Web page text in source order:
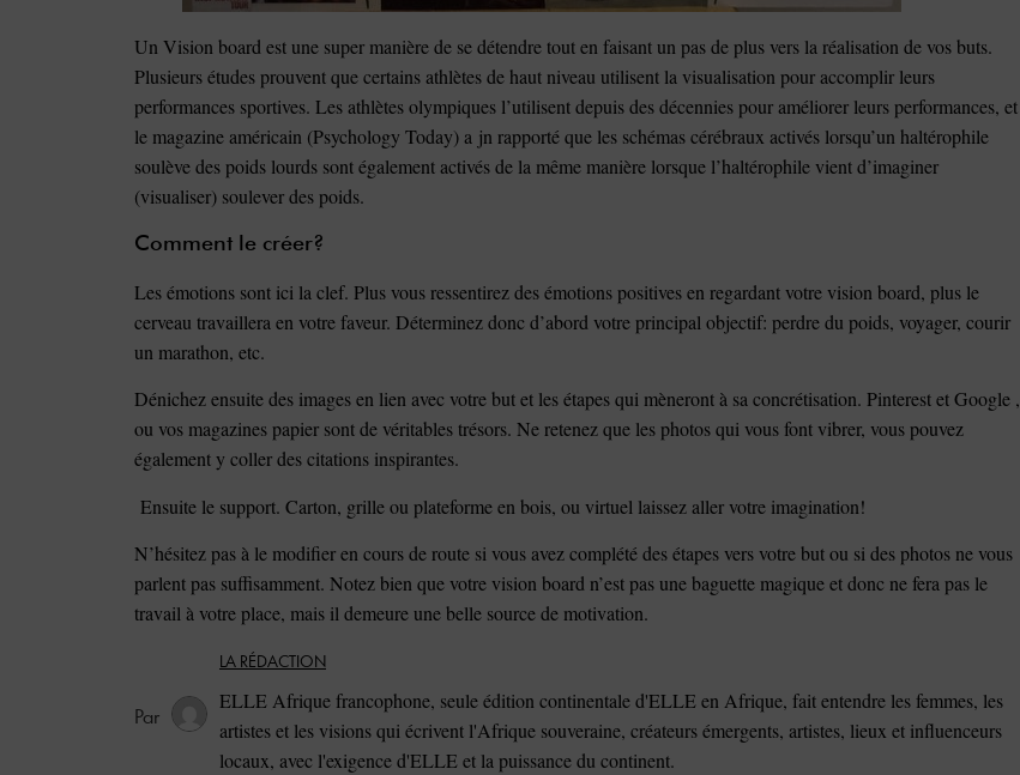
Un Vision board est une super manière de se détendre tout en faisant un pas de plus vers la réalisation de vos buts.
Plusieurs études prouvent que certains athlètes de haut niveau utilisent la visualisation pour accomplir leurs
performances sportives. Les athlètes olympiques l’utilisent depuis des décennies pour améliorer leurs performances, et
le magazine américain (Psychology Today) a jn rapporté que les schémas cérébraux activés lorsqu’un haltérophile
soulève des poids lourds sont également activés de la même manière lorsque l’haltérophile vient d’imaginer
(visualiser) soulever des poids.
Comment le créer?
Les émotions sont ici la clef. Plus vous ressentirez des émotions positives en regardant votre vision board, plus le
cerveau travaillera en votre faveur. Déterminez donc d’abord votre principal objectif: perdre du poids, voyager, courir
un marathon, etc.
Dénichez ensuite des images en lien avec votre but et les étapes qui mèneront à sa concrétisation. Pinterest et Google ,
ou vos magazines papier sont de véritables trésors. Ne retenez que les photos qui vous font vibrer, vous pouvez
également y coller des citations inspirantes.
Ensuite le support. Carton, grille ou plateforme en bois, ou virtuel laissez aller votre imagination!
N’hésitez pas à le modifier en cours de route si vous avez complété des étapes vers votre but ou si des photos ne vous
parlent pas suffisamment. Notez bien que votre vision board n’est pas une baguette magique et donc ne fera pas le
travail à votre place, mais il demeure une belle source de motivation.
LA RÉDACTION
ELLE Afrique francophone, seule édition continentale d'ELLE en Afrique, fait entendre les femmes, les
artistes et les visions qui écrivent l'Afrique souveraine, créateurs émergents, artistes, lieux et influenceurs
locaux, avec l'exigence d'ELLE et la puissance du continent.